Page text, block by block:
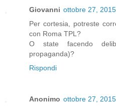
Giovanni ottobre 27,
Per cortesia, potreste
con Roma TPL?
O state facendo
propaganda)?
Rispondi
Anonimo ottobre 27,